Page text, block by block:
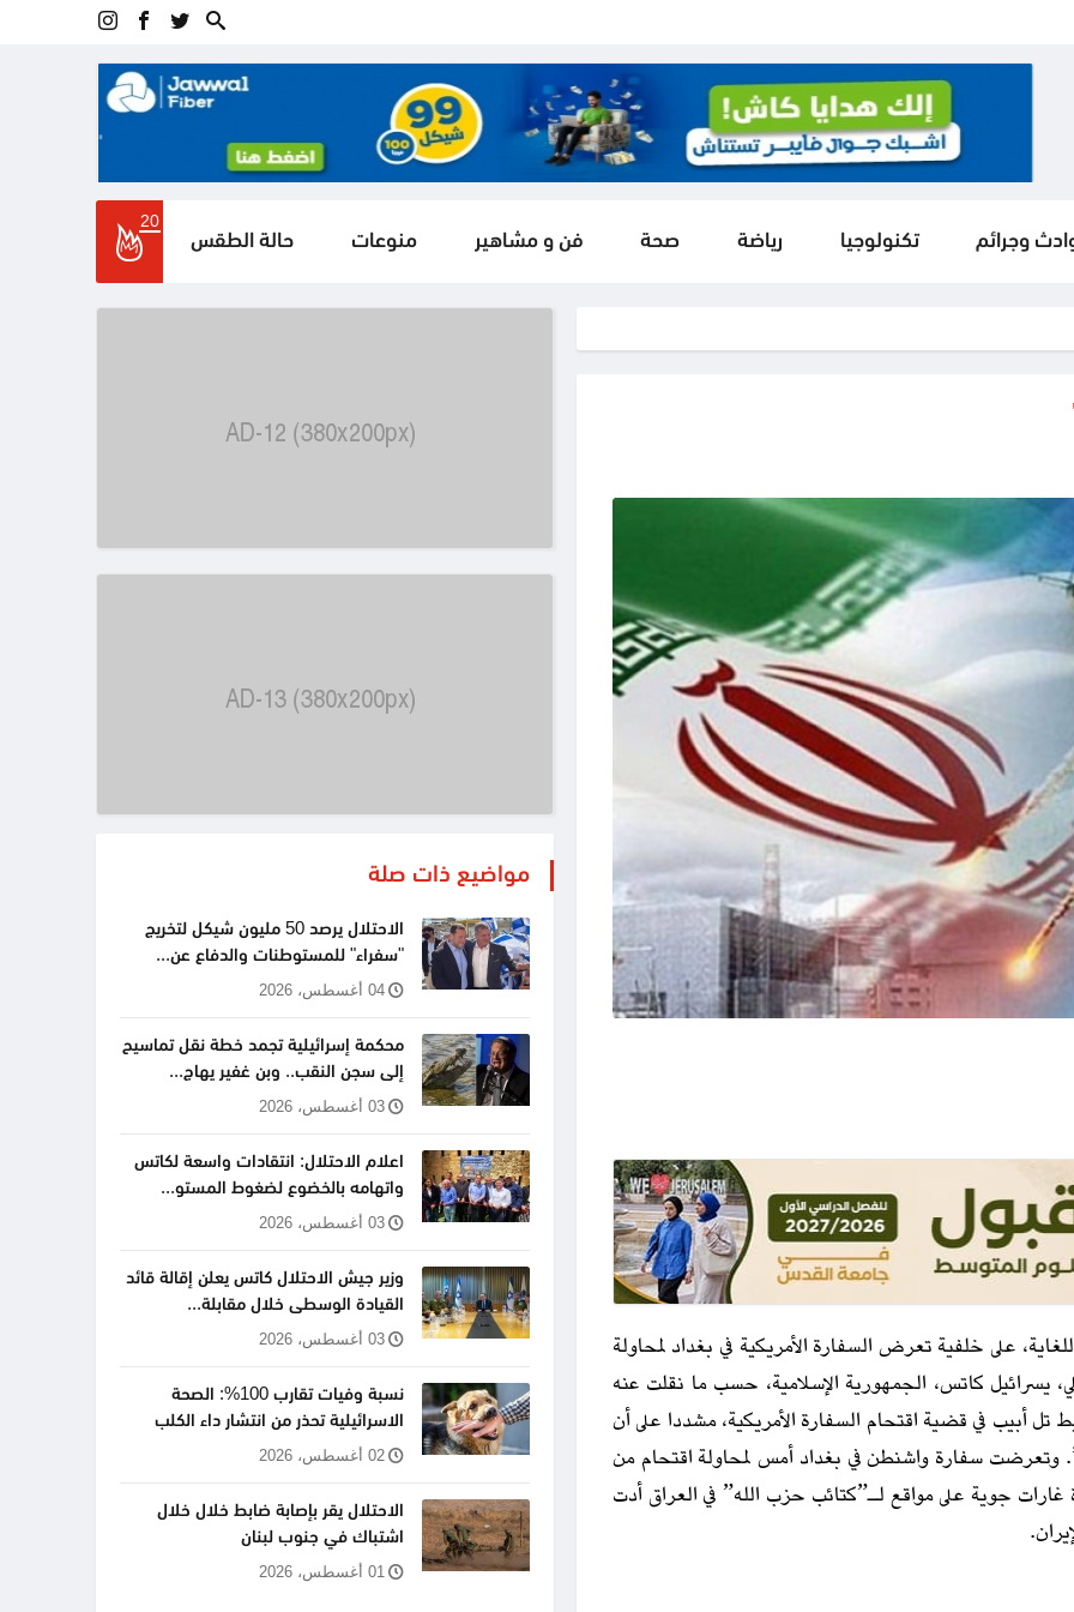
وجرائم تكنولوجيا رياضة صحة فن و مشاهير منوعات حالة الطقس
20
على خلفية تعرض السفارة الأمريكية في بغداد لمحاولة
يسرائيل كاتس، الجمهورية الإسلامية، حسب ما نقلت عنه
تل أبيب في قضية اقتحام السفارة الأمريكية، مشددا على أن
وتعرضت سفارة واشنطن في بغداد أمس لمحاولة اقتحام من
جوية على مواقع لـ”كتائب حزب الله” في العراق أدت
مواضيع ذات صلة
الاحتلال يرصد 50 مليون شيكل لتخريج
"سفراء" للمستوطنات والدفاع عن...
04 أغسطس، 2026
محكمة إسرائيلية تجمد خطة نقل تماسيح
إلى سجن النقب.. وبن غفير يهاج...
03 أغسطس، 2026
اعلام الاحتلال: انتقادات واسعة لكاتس
واتهامه بالخضوع لضغوط المستو...
03 أغسطس، 2026
وزير جيش الاحتلال كاتس يعلن إقالة قائد
القيادة الوسطى خلال مقابلة...
03 أغسطس، 2026
نسبة وفيات تقارب 100%: الصحة
الاسرائيلية تحذر من انتشار داء الكلب
02 أغسطس، 2026
الاحتلال يقر بإصابة ضابط خلال خلال
اشتباك في جنوب لبنان
01 أغسطس، 2026